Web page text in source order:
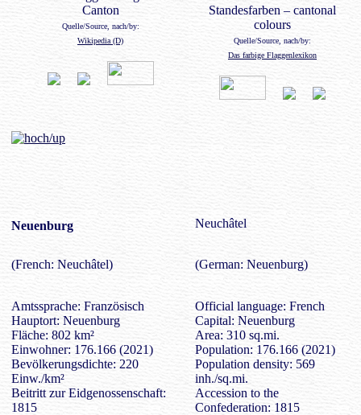
Canton
Quelle/Source, nach/by:
Wikipedia (D)
Standesfarben – cantonal
colours
Quelle/Source, nach/by:
Das farbige Flaggenlexikon
Neuenburg Neuchâtel
(French: Neuchâtel) (German: Neuenburg)
Amtssprache: Französisch
Hauptort: Neuenburg
Fläche: 802 km²
Einwohner: 176.166 (2021)
Bevölkerungsdichte: 220
Einw./km²
Beitritt zur Eidgenossenschaft:
1815
Official language: French
Capital: Neuenburg
Area: 310 sq.mi.
Population: 176.166 (2021)
Population density: 569
inh./sq.mi.
Accession to the
Confederation: 1815